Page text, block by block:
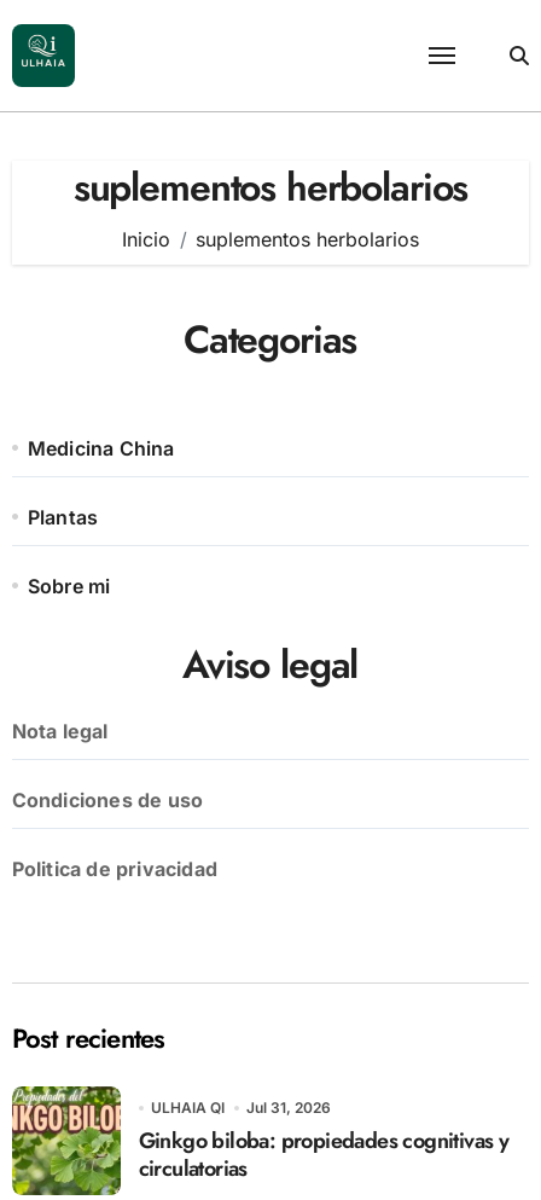
al
contenido
suplementos herbolarios
Inicio suplementos herbolarios
Categorias
Medicina China
Plantas
Sobre mi
Aviso legal
Nota legal
Condiciones de uso
Politica de privacidad
Post recientes
ULHAIA QI Jul 31, 2026
Ginkgo biloba: propiedades cognitivas y
circulatorias